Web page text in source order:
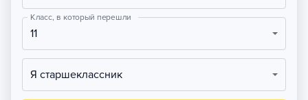
Класс, в который перешли
11
Я старшеклассник